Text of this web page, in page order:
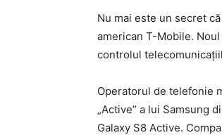
Nu mai este un secret
american T-Mobile.
controlul
Operatorul de telefonie
„Active” a lui Samsung
Galaxy S8 Active.